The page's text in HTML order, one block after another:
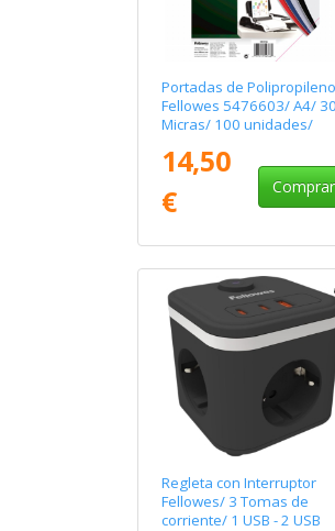
Portadas de Polipropileno
Fellowes 5476603/ A4/
Micras/ 100 unidades/
14,50
€
Comprar
Regleta con Interruptor
Fellowes/ 3 Tomas de
corriente/ 1 USB - 2 USB